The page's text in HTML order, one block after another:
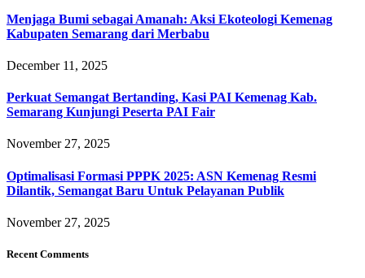
Menjaga Bumi sebagai Amanah: Aksi Ekoteologi Kemenag
Kabupaten Semarang dari Merbabu
December 11, 2025
Perkuat Semangat Bertanding, Kasi PAI Kemenag Kab.
Semarang Kunjungi Peserta PAI Fair
November 27, 2025
Optimalisasi Formasi PPPK 2025: ASN Kemenag Resmi
Dilantik, Semangat Baru Untuk Pelayanan Publik
November 27, 2025
Recent Comments